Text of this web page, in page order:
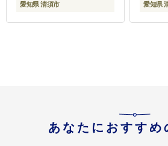
愛知県 清須市 愛知県
あなたにおすすめ